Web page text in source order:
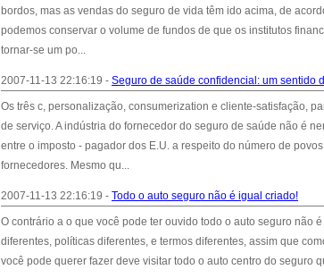
bordos, mas as vendas do seguro de vida têm ido acima, de
podemos conservar o volume de fundos de que os institutos
tornar-se um po...
2007-11-13 22:16:19 - Seguro de saúde confidencial: um sentido
Os três c, personalização, consumerization e cliente-satisfação,
de serviço. A indústria do fornecedor do seguro de saúde não é
entre o imposto - pagador dos E.U. a respeito do número de
fornecedores. Mesmo qu...
2007-11-13 22:16:19 - Todo o auto seguro não é igual criado!
O contrário a o que você pode ter ouvido todo o auto seguro não
diferentes, políticas diferentes, e termos diferentes, assim que
você pode querer fazer deve visitar todo o auto centro do seguro